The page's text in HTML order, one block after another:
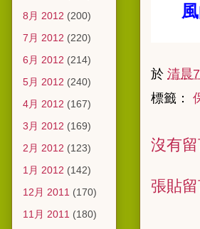
於 清晨
標籤：
沒有
張貼
8月 2012 (200)
7月 2012 (220)
6月 2012 (214)
5月 2012 (240)
4月 2012 (167)
3月 2012 (169)
2月 2012 (123)
1月 2012 (142)
12月 2011 (170)
11月 2011 (180)